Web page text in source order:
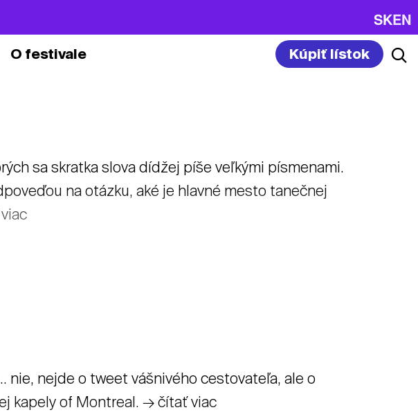
SKEN
O festivale Kúpiť lístok
sa skratka slova dídžej píše veľkými písmenami.
na otázku, aké je hlavné mesto tanečnej
nie, nejde o tweet vášnivého cestovateľa, ale o
kapely of Montreal. → čítať viac